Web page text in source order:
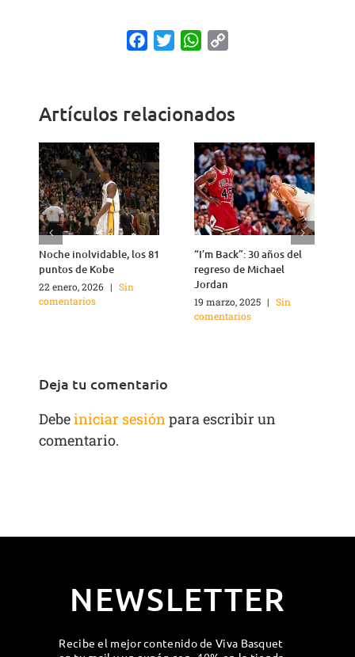
FacebookTwitterWhatsApp
Artículos relacionados
Noche inolvidable, los 81
puntos de Kobe
22 enero, 2026 | Sin
comentarios
“I’m Back”: 30 años del
regreso de Michael
Jordan
19 marzo, 2025 | Sin
comentarios
Deja tu comentario
Debeiniciar sesiónpara escribir un
comentario.
NEWSLETTER
Recibe el mejor contenido de Viva Basquet